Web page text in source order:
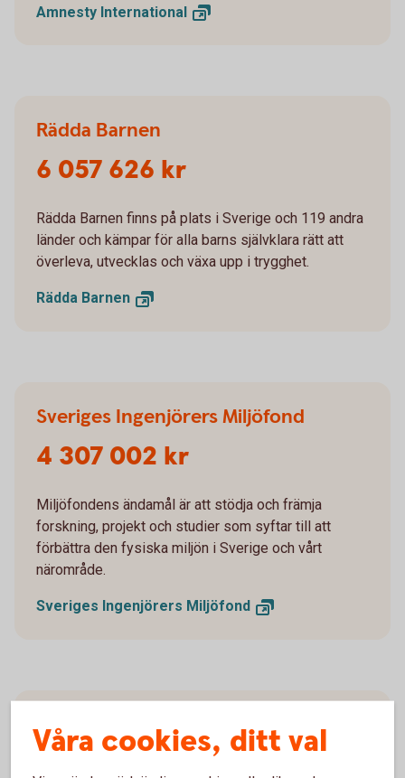
Amnesty International
Rädda Barnen
6 057 626 kr
Rädda Barnen finns på plats i Sverige och 119 andra
länder och kämpar för alla barns självklara rätt att
överleva, utvecklas och växa upp i trygghet.
Rädda Barnen
Sveriges Ingenjörers Miljöfond
4 307 002 kr
Miljöfondens ändamål är att stödja och främja
forskning, projekt och studier som syftar till att
förbättra den fysiska miljön i Sverige och vårt
närområde.
Sveriges Ingenjörers Miljöfond
Barncancerfonden
Våra cookies, ditt val